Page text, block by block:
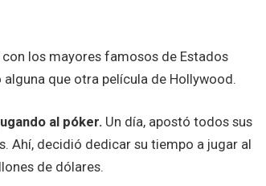
los mayores famosos de Estados
que otra película de Hollywood.
al póker. Un día, apostó todos sus
Ahí, decidió dedicar su tiempo a jugar al
de dólares.